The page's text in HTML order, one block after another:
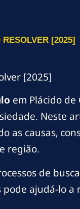
[2025]
[2025]
em Plácido de
Neste
as causas,
região.
de
ajudá-lo